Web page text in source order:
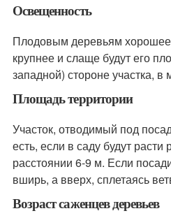
Освещенность
Плодовым деревьям
крупнее и слаще будут его
западной) стороне участка,
Площадь территории
Участок, отводимый под
есть, если в саду будут
расстоянии 6-9 м. Если
вширь, а вверх, сплетаясь
Возраст саженцев деревьев